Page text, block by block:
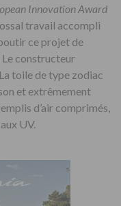
Innovation Award
travail accompli
ce projet de
constructeur
toile de type zodiac
et extrêmement
d’air comprimés,
UV.